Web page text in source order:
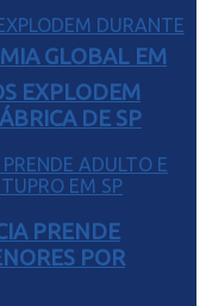
GLOBAL EM
EXPLODEM
DE SP
PRENDE
POR